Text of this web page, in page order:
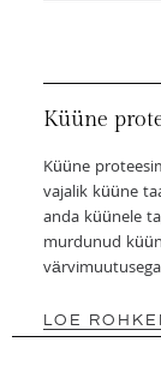
Küüne
Küüne
vajalik küüne
anda küünele
murdunud
LOE